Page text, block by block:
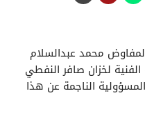
محمد عبدالسلام
لخزان صافر النفطي
الناجمة عن هذا